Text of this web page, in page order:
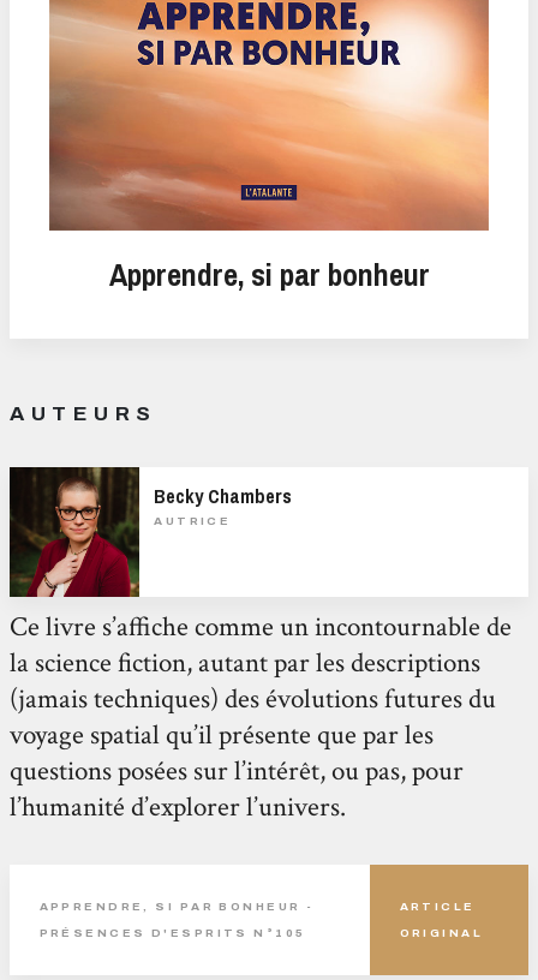
Apprendre, si par bonheur
AUTEURS
Becky Chambers
AUTRICE
Ce livre s’affiche comme un incontournable de
la science fiction, autant par les descriptions
(jamais techniques) des évolutions futures du
voyage spatial qu’il présente que par les
questions posées sur l’intérêt, ou pas, pour
l’humanité d’explorer l’univers.
APPRENDRE, SI PAR BONHEUR -
PRÉSENCES D'ESPRITS N°105
ARTICLE
ORIGINAL